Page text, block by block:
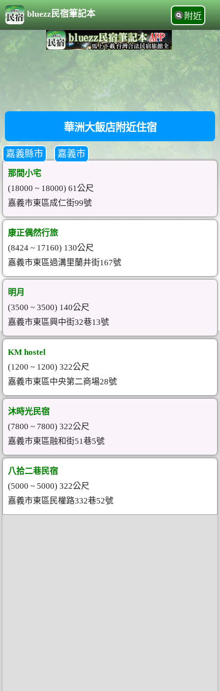
bluezz民宿筆記本 附近
華洲大飯店附近住宿
嘉義縣市 嘉義市
那間小宅
(18000 ~ 18000) 61公尺
嘉義市東區成仁街99號
康正偶然行旅
(8424 ~ 17160) 130公尺
嘉義市東區過溝里蘭井街167號
明月
(3500 ~ 3500) 140公尺
嘉義市東區興中街32巷13號
KM hostel
(1200 ~ 1200) 322公尺
嘉義市東區中央第二商場28號
沐時光民宿
(7800 ~ 7800) 322公尺
嘉義市東區融和街51巷5號
八拾二巷民宿
(5000 ~ 5000) 322公尺
嘉義市東區民權路332巷52號